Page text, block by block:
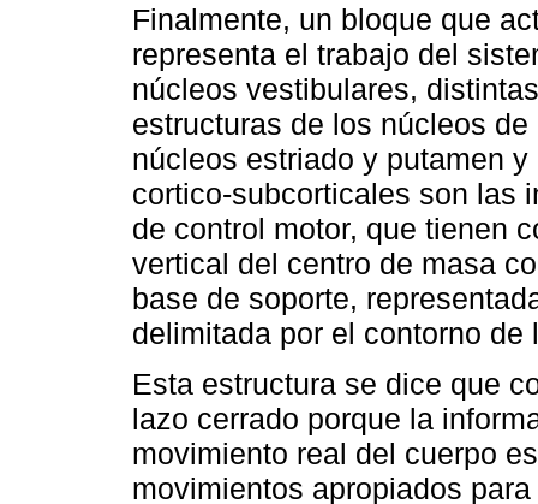
Finalmente, un bloque que
representa el trabajo del
núcleos vestibulares,
estructuras de los núcleos
núcleos estriado y putamen
cortico-subcorticales son las
de control motor, que tienen
vertical del centro de masa
base de soporte,
delimitada por el contorno de
Esta estructura se dice que
lazo cerrado porque la
movimiento real del cuerpo
movimientos apropiados